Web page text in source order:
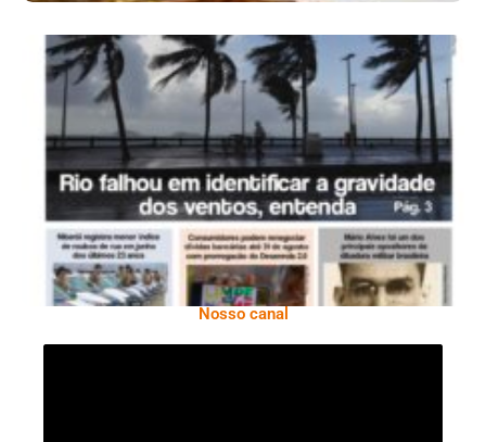
Ano X – Número 366 01 A 07 De Agosto De
2026
Nosso canal